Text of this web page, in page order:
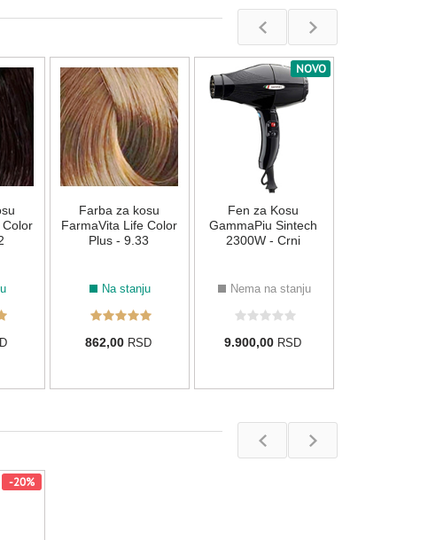
Farba za kosu
FarmaVita Life Color
Plus - 9.33
Na stanju
862,00 RSD
NOVO
Fen za Kosu
GammaPiu Sintech
2300W - Crni
Nema na stanju
9.900,00 RSD
-20%